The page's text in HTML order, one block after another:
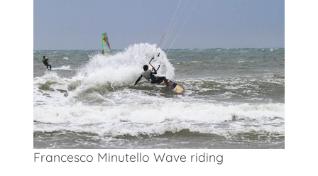
Francesco Minutello Wave riding